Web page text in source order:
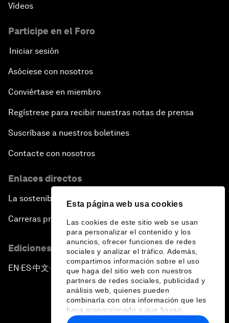
Esta página web usa cookies
Las cookies de este sitio web se usan
para personalizar el contenido y los
anuncios, ofrecer funciones de redes
sociales y analizar el tráfico. Además,
compartimos información sobre el uso
que haga del sitio web con nuestros
partners de redes sociales, publicidad y
análisis web, quienes pueden
combinarla con otra información que les
haya proporcionado o que hayan
recopilado a partir del uso que haya
Vídeos
Participe en el Foro
Iniciar sesión
Asóciese con nosotros
Conviértase en miembro
Regístrese para recibir nuestras notas de prensa
Suscríbase a nuestros boletines
Contacte con nosotros
Enlaces directos
La sostenibilidad en el Foro
Carreras profesionales
Ediciones en otros idiomas
EN ▪ES▪中文▪ 日本語